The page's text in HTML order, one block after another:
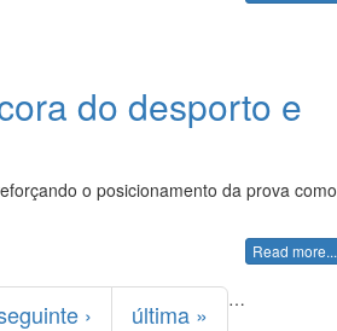
do desporto e
o posicionamento da prova como
Read more...
…
› última »